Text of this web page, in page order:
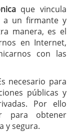
que vincula
a un firmante y
manera, es el
en Internet,
con las
necesario para
públicas y
Por ello
para obtener
y segura.